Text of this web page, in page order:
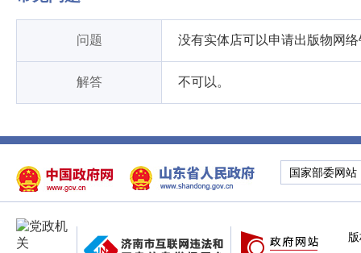
问题 没有实体店可以申请出版物网
解答 不可以。
国家部委网站